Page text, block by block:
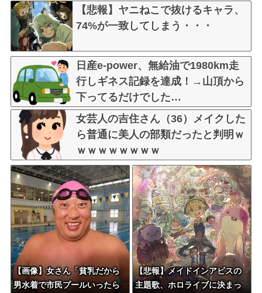
【悲報】ヤニねこで抜けるキャラ、
74%が一致してしまう・・・
日産e-power、無給油で1980km走
行しギネス記録を達成！→山頂から
下ってるだけでした…
女芸人の吉住さん（36）メイクした
ら普通に美人の部類だったと判明ｗ
ｗｗｗｗｗｗｗｗ
【画像】女さん「貧乳だから
男水着で市民プールいったら
【悲報】メイドインアビスの
主題歌、ホロライブに決まっ